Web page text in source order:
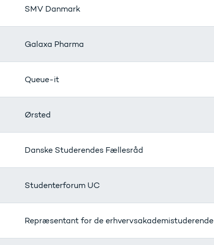
SMV Danmark
Galaxa Pharma
Queue-it
Ørsted
Danske Studerendes Fællesråd
Studenterforum UC
Repræsentant for de erhvervsakademistuderende